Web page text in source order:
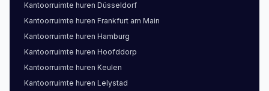
Kantoorruimte huren Düsseldorf
Kantoorruimte huren Frankfurt am Main
Kantoorruimte huren Hamburg
Kantoorruimte huren Hoofddorp
Kantoorruimte huren Keulen
Kantoorruimte huren Lelystad